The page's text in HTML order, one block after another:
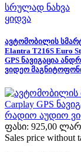
სრულად ნახვა
ყიდვა
ავტომობილის
Elantra T216S Euro
GPS ნავიგაცია
ვიდეო
ფასი: 925,00
Sales price without